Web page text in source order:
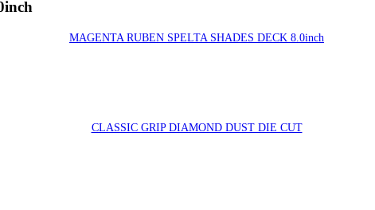
MAGENTA RUBEN SPELTA SHADES DECK 8.0inch
CLASSIC GRIP DIAMOND DUST DIE CUT